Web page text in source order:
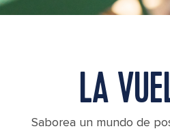
LA
Saborea un mundo de